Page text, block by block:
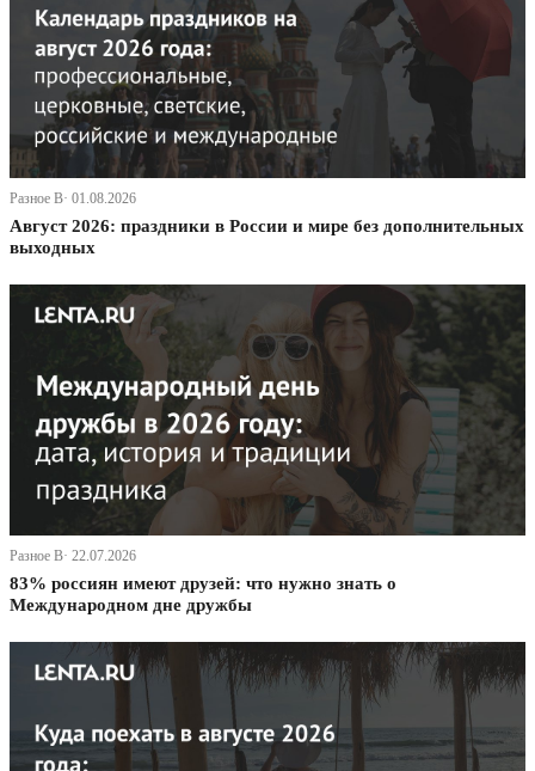
Разное В· 01.08.2026
Август 2026: праздники в России и мире без дополнительных
выходных
Разное В· 22.07.2026
83% россиян имеют друзей: что нужно знать о
Международном дне дружбы